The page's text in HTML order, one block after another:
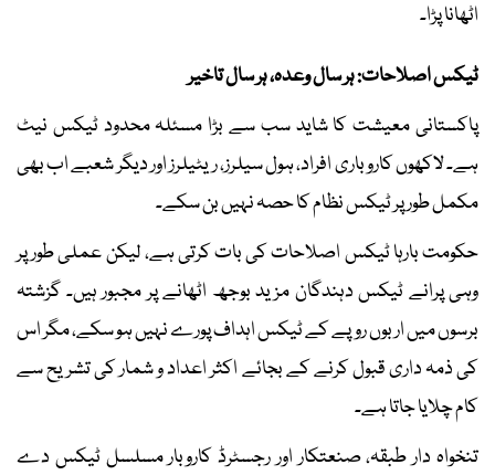
اٹھانا پڑا۔
ٹیکس اصلاحات: ہر سال وعدہ، ہر سال تاخیر
پاکستانی معیشت کا شاید سب سے بڑا مسئلہ محدود ٹیکس نیٹ
ہے۔ لاکھوں کاروباری افراد، ہول سیلرز، ریٹیلرز اور دیگر شعبے اب بھی
مکمل طور پر ٹیکس نظام کا حصہ نہیں بن سکے۔
حکومت بارہا ٹیکس اصلاحات کی بات کرتی ہے، لیکن عملی طور پر
وہی پرانے ٹیکس دہندگان مزید بوجھ اٹھانے پر مجبور ہیں۔ گزشتہ
برسوں میں اربوں روپے کے ٹیکس اہداف پورے نہیں ہو سکے، مگر اس
کی ذمہ داری قبول کرنے کے بجائے اکثر اعداد و شمار کی تشریح سے
کام چلایا جاتا ہے۔
تنخواہ دار طبقہ، صنعتکار اور رجسٹرڈ کاروبار مسلسل ٹیکس دے